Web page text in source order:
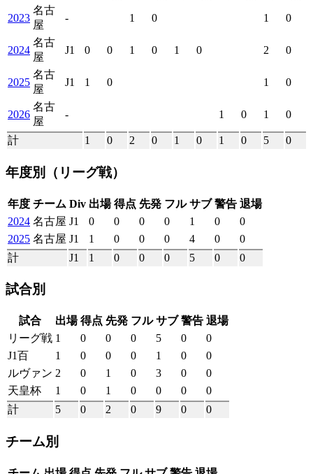
2023
名古
屋
- 1 0 1 0
2024
名古
屋
J1 0 0 1 0 1 0 2 0
2025
名古
屋
J1 1 0 1 0
2026
名古
屋
- 1 0 1 0
計 1 0 2 0 1 0 1 0 5 0
年度別 （リーグ戦）
年度 チーム Div 出場 得点 先発 フル サブ 警告 退場
2024 名古屋 J1 0 0 0 0 1 0
0
2025 名古屋 J1 1 0 0 0 4 0
0
計
J1 1 0 0 0 5 0 0
試合別
試合 出場 得点 先発 フル サブ 警告 退場
リーグ戦 1 0 0 0 5 0
0
J1百
1 0 0 0 1 0
0
ルヴァン 2 0 1 0 3 0
0
天皇杯
1 0 1 0 0 0
0
計
5 0 2 0 9 0 0
チーム別